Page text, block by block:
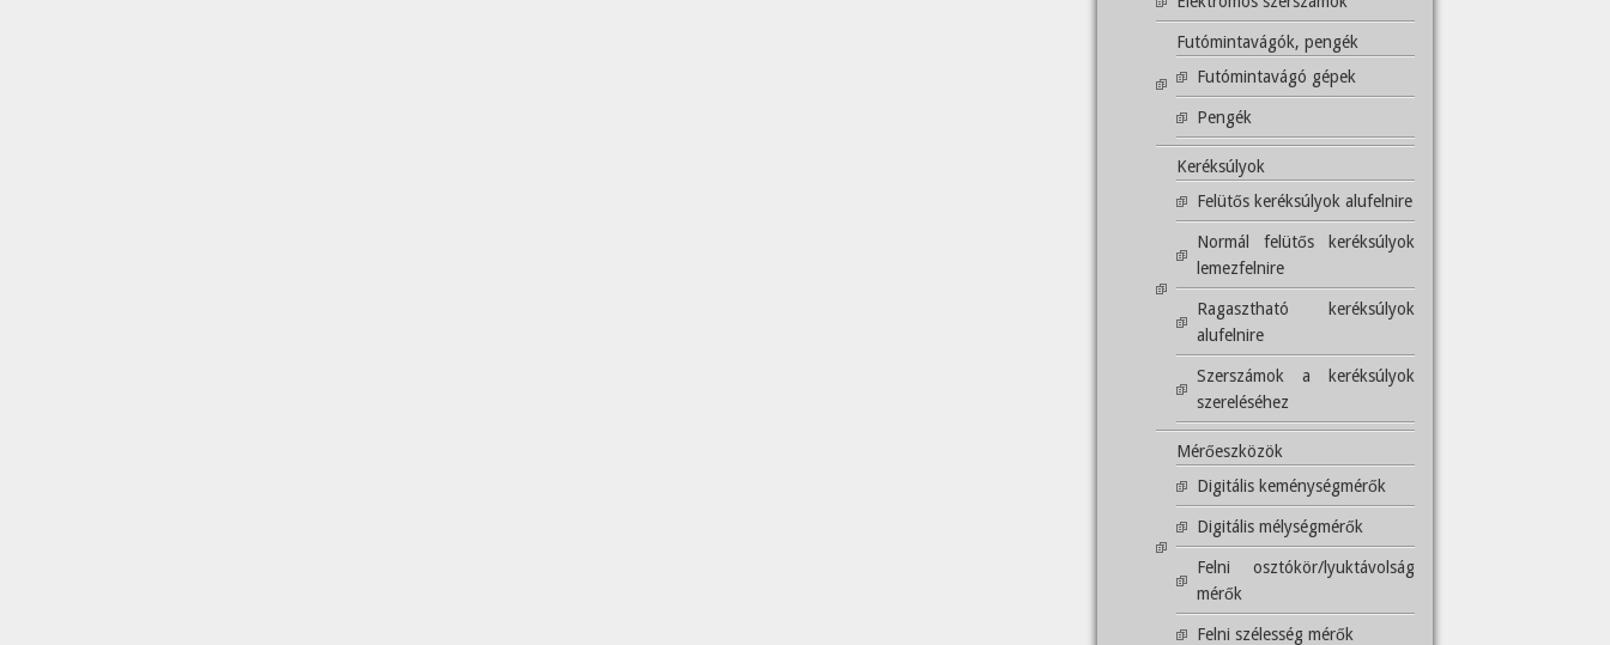
Futómintavágók, pengék
Futómintavágó gépek
Pengék
Keréksúlyok
Felütős keréksúlyok alufelnire
Normál felütős keréksúlyok
lemezfelnire
Ragasztható keréksúlyok
alufelnire
Szerszámok a keréksúlyok
szereléséhez
Mérőeszközök
Digitális keménységmérők
Digitális mélységmérők
Felni osztókör/lyuktávolság
mérők
Felni szélesség mérők